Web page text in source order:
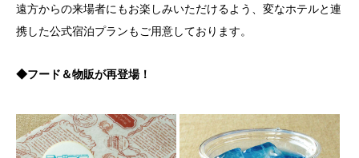
遠方からの来場者にもお楽しみいただけるよう、変なホテルと連
携した公式宿泊プランもご用意しております。
◆フード＆物販が再登場！